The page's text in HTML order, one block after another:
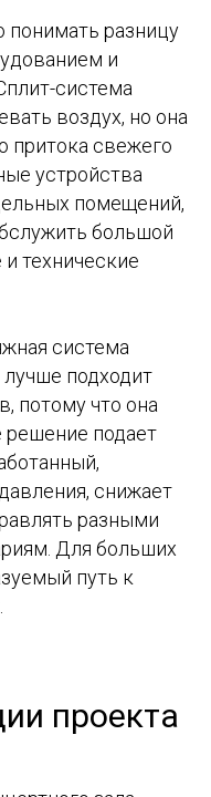
понимать разницу
и
система
воздух, но она
притока свежего
устройства
помещений,
большой
технические
система
подходит
потому что она
решение подает
снижает
разными
Для больших
путь к
проекта